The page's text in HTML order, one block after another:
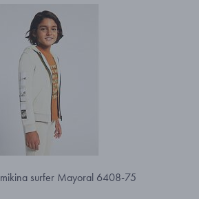
surfer Mayoral 6408-75